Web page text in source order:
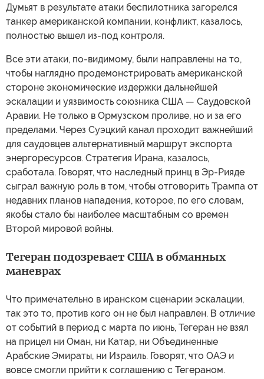
Думьят в результате атаки беспилотника загорелся
танкер американской компании, конфликт, казалось,
полностью вышел из-под контроля.
Все эти атаки, по-видимому, были направлены на то,
чтобы наглядно продемонстрировать американской
стороне экономические издержки дальнейшей
эскалации и уязвимость союзника США — Саудовской
Аравии. Не только в Ормузском проливе, но и за его
пределами. Через Суэцкий канал проходит важнейший
для саудовцев альтернативный маршрут экспорта
энергоресурсов. Стратегия Ирана, казалось,
сработала. Говорят, что наследный принц в Эр-Рияде
сыграл важную роль в том, чтобы отговорить Трампа от
недавних планов нападения, которое, по его словам,
якобы стало бы наиболее масштабным со времен
Второй мировой войны.
Тегеран подозревает США в обманных
маневрах
Что примечательно в иранском сценарии эскалации,
так это то, против кого он не был направлен. В отличие
от событий в период с марта по июнь, Тегеран не взял
на прицел ни Оман, ни Катар, ни Объединенные
Арабские Эмираты, ни Израиль. Говорят, что ОАЭ и
вовсе смогли прийти к соглашению с Тегераном.